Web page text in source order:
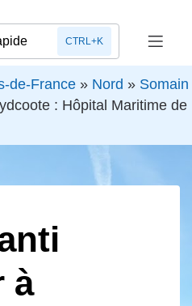
CTRL+K
de-France » Nord » Somain
: Hôpital Maritime de
à